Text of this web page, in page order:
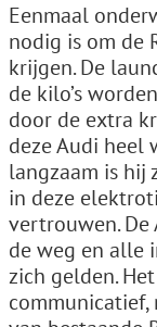
Eenmaal
nodig is om de
krijgen. De
de kilo’s
door de extra
deze Audi heel
langzaam is hij
in deze
vertrouwen.
de weg en alle
zich gelden.